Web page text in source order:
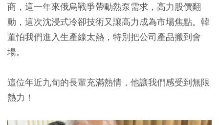
商，這一年來俄烏戰爭帶動熱泵需求，高力股價翻
動，這次沈浸式冷卻技術又讓高力成為市場焦點。韓
董怕我們進入生產線太熱，特別把公司產品搬到會
場。
這位年近九旬的長輩充滿熱情，他讓我們感受到無限
熱力！